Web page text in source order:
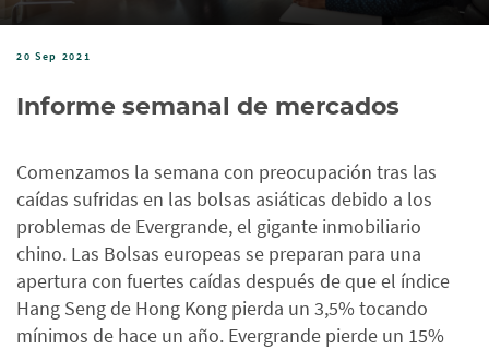
20 Sep 2021
Informe semanal de mercados
Comenzamos la semana con preocupación tras las
caídas sufridas en las bolsas asiáticas debido a los
problemas de Evergrande, el gigante inmobiliario
chino. Las Bolsas europeas se preparan para una
apertura con fuertes caídas después de que el índice
Hang Seng de Hong Kong pierda un 3,5% tocando
mínimos de hace un año. Evergrande pierde un 15%